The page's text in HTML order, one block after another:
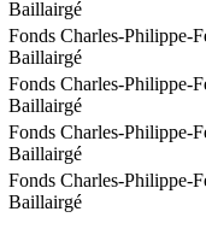
Baillairgé
Fonds Charles-Philippe-
Baillairgé
Fonds Charles-Philippe-
Baillairgé
Fonds Charles-Philippe-
Baillairgé
Fonds Charles-Philippe-
Baillairgé